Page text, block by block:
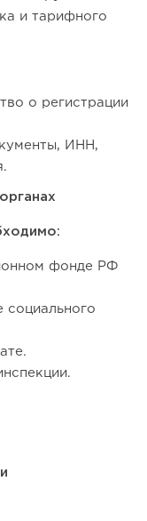
и тарифного
о регистрации
ИНН,
фонде РФ
социального